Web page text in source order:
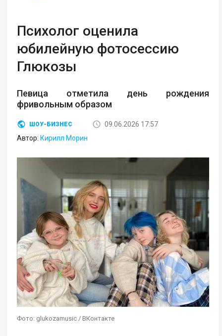
Психолог оценила
юбилейную фотосессию
Глюкозы
Певица отметила день рождения
фривольным образом
ШОУ-БИЗНЕС
09.06.2026 17:57
Автор: Кирилл Морин
Фото: glukozamusic / ВКонтакте